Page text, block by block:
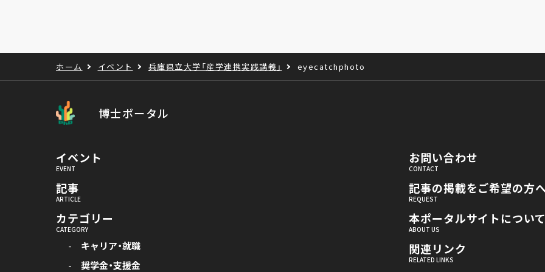
ホーム イベント 兵庫県立大学「産学連携実践講義」 eyecatchphoto
博士ポータル
イベント
記事
カテゴリー
キャリア・就職
奨学金・支援金
お問い合わせ
記事の掲載をご希望の方
本ポータルサイトについ
関連リンク